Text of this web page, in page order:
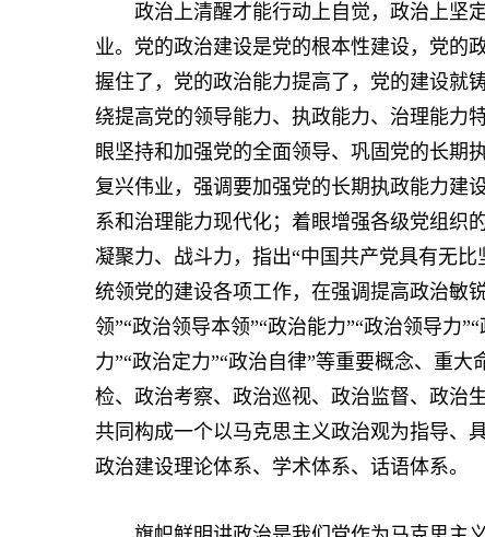
政治上清醒才能行动上自觉，政治上坚定
业。党的政治建设是党的根本性建设，党的
握住了，党的政治能力提高了，党的建设就
绕提高党的领导能力、执政能力、治理能力
眼坚持和加强党的全面领导、巩固党的长期
复兴伟业，强调要加强党的长期执政能力建
系和治理能力现代化；着眼增强各级党组织
凝聚力、战斗力，指出“中国共产党具有无
统领党的建设各项工作，在强调提高政治敏
领”“政治领导本领”“政治能力”“政治领导力
力”“政治定力”“政治自律”等重要概念、重
检、政治考察、政治巡视、政治监督、政治
共同构成一个以马克思主义政治观为指导、
政治建设理论体系、学术体系、话语体系。